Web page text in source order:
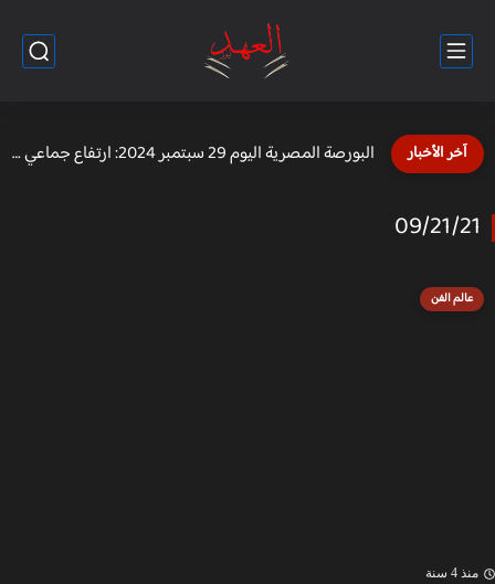
آخر الأخبار الطقس غدًا في مصر الاثنين 30 سبتمبر 2024
09/21/21
عالم الفن
منذ 4 سنة